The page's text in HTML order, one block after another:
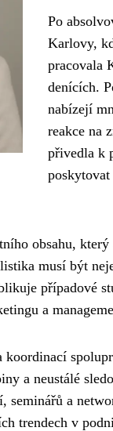
Po
Karlovy,
pracovala
denících.
nabízejí
reakce na
přivedla k
obsahu,
musí být
případové
a
a neustálé
seminářů a
trendech v